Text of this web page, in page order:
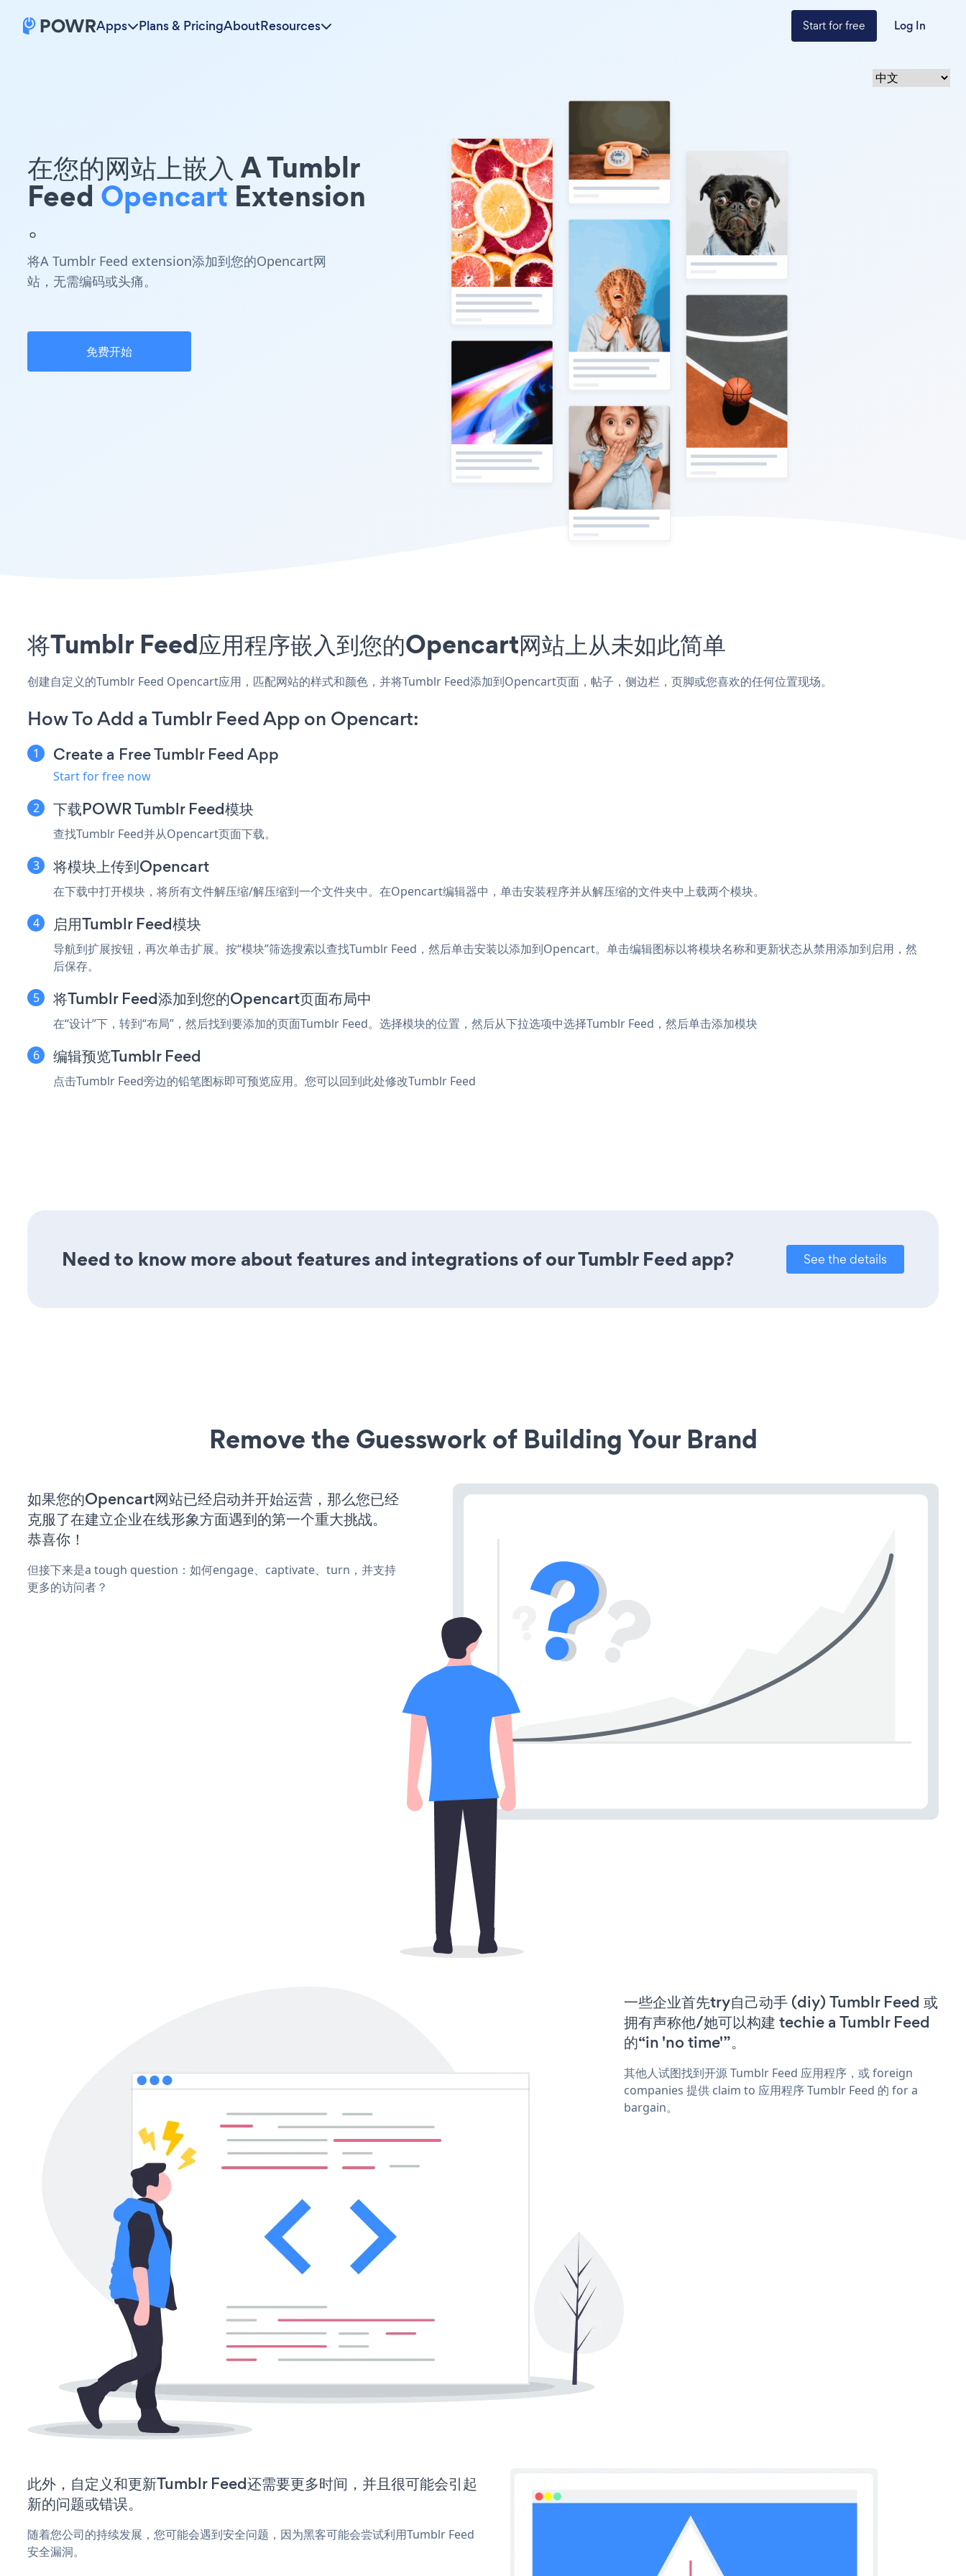
Apps Plans & PricingAboutResources Start for free Log In
在您的网站上嵌入 A Tumblr
Feed Opencart Extension
。
将A Tumblr Feed extension添加到您的Opencart网
站，无需编码或头痛。
免费开始
将Tumblr Feed应用程序嵌入到您的Opencart网站上从未如此简单
创建自定义的Tumblr Feed Opencart应用，匹配网站的样式和颜色，并将Tumblr Feed添加到Opencart页面，帖子，侧边栏，页脚或您喜欢的任何位置现场。
How To Add a Tumblr Feed App on Opencart:
Create a Free Tumblr Feed App
Start for free now
下载POWR Tumblr Feed模块
查找Tumblr Feed并从Opencart页面下载。
将模块上传到Opencart
在下载中打开模块，将所有文件解压缩/解压缩到一个文件夹中。在Opencart编辑器中，单击安装程序并从解压缩的文件夹中上载两个模块。
启用Tumblr Feed模块
导航到扩展按钮，再次单击扩展。按“模块”筛选搜索以查找Tumblr Feed，然后单击安装以添加到Opencart。单击编辑图标以将模块名称和更新状态从禁用添加到启用，然
后保存。
将Tumblr Feed添加到您的Opencart页面布局中
在“设计”下，转到“布局”，然后找到要添加的页面Tumblr Feed。选择模块的位置，然后从下拉选项中选择Tumblr Feed，然后单击添加模块
编辑预览Tumblr Feed
点击Tumblr Feed旁边的铅笔图标即可预览应用。您可以回到此处修改Tumblr Feed
Need to know more about features and integrations of our Tumblr Feed app? See the details
Remove the Guesswork of Building Your Brand
如果您的Opencart网站已经启动并开始运营，那么您已经
克服了在建立企业在线形象方面遇到的第一个重大挑战。
恭喜你！
但接下来是a tough question：如何engage、captivate、turn，并支持
更多的访问者？
一些企业首先try自己动手 (diy) Tumblr Feed 或
拥有声称他/她可以构建 techie a Tumblr Feed
的“in 'no time'”。
其他人试图找到开源 Tumblr Feed 应用程序，或 foreign
companies 提供 claim to 应用程序 Tumblr Feed 的 for a
bargain。
此外，自定义和更新Tumblr Feed还需要更多时间，并且很可能会引起
新的问题或错误。
随着您公司的持续发展，您可能会遇到安全问题，因为黑客可能会尝试利用Tumblr Feed
安全漏洞。